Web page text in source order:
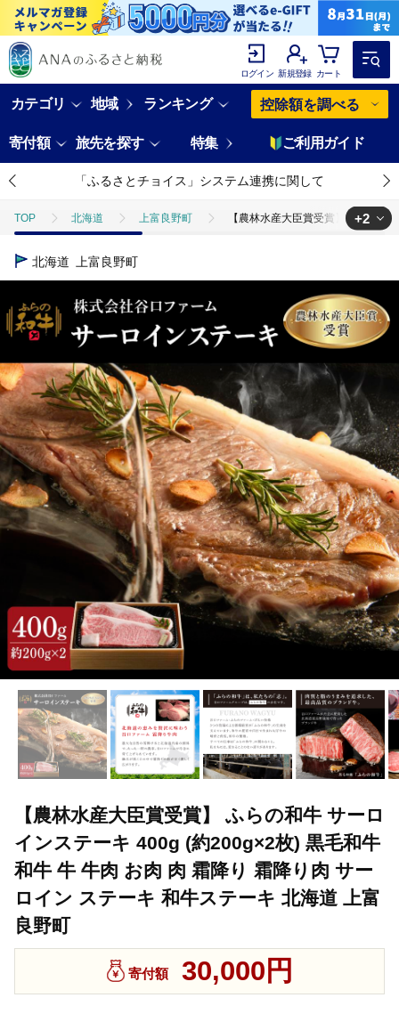
ログイン 新規登録 カート
カテゴリ 地域 ランキング 控除額を調べる
寄付額 旅先を探す 特集 ご利用ガイド
「ふるさとチョイス」システム連携に関して
TOP 北海道 上富良野町 【農林水産大臣賞受賞】 ふらの
TOP
+2
北海道 上富良野町
【農林水産大臣賞受賞】 ふらの和牛 サーロ
インステーキ 400g (約200g×2枚) 黒毛和牛
和牛 牛 牛肉 お肉 肉 霜降り 霜降り肉 サー
ロイン ステーキ 和牛ステーキ 北海道 上富
良野町
寄付額 30,000円